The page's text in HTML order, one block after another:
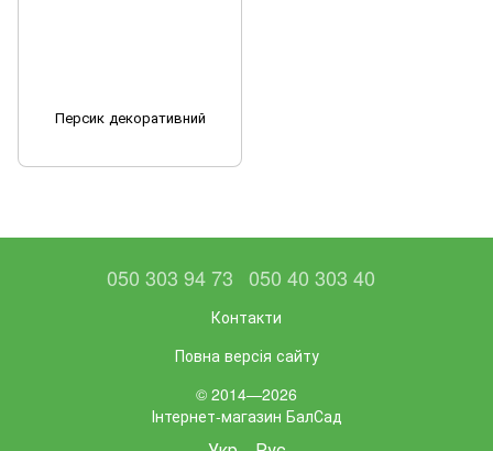
Персик декоративний
050 303 94 73 050 40 303 40
Контакти
Повна версія сайту
© 2014—2026
Інтернет-магазин БалСад